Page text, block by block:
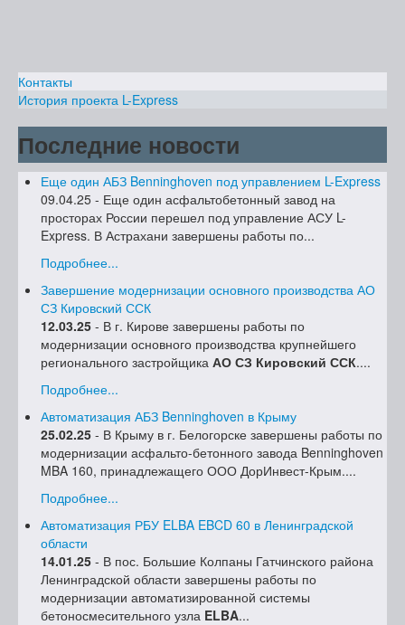
Контакты
История проекта L-Express
Последние новости
Еще один АБЗ Benninghoven под управлением L-Express
09.04.25 - Еще один асфальтобетонный завод на
просторах России перешел под управление АСУ L-
Express. В Астрахани завершены работы по...
Подробнее...
Завершение модернизации основного производства АО
СЗ Кировский ССК
12.03.25 - В г. Кирове завершены работы по
модернизации основного производства крупнейшего
регионального застройщика АО СЗ Кировский ССК....
Подробнее...
Автоматизация АБЗ Benninghoven в Крыму
25.02.25 - В Крыму в г. Белогорске завершены работы по
модернизации асфальто-бетонного завода Benninghoven
MBA 160, принадлежащего ООО ДорИнвест-Крым....
Подробнее...
Автоматизация РБУ ELBA EBCD 60 в Ленинградской
области
14.01.25 - В пос. Большие Колпаны Гатчинского района
Ленинградской области завершены работы по
модернизации автоматизированной системы
бетоносмесительного узла ELBA...